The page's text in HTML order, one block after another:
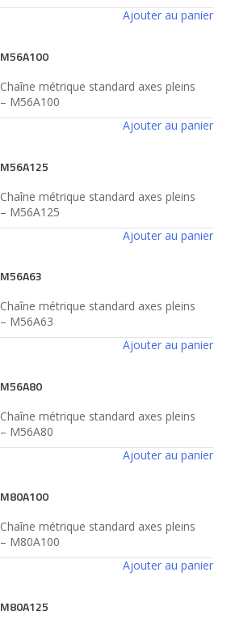
Ajouter au panier
M56A100
Chaîne métrique standard axes pleins
– M56A100
Ajouter au panier
M56A125
Chaîne métrique standard axes pleins
– M56A125
Ajouter au panier
M56A63
Chaîne métrique standard axes pleins
– M56A63
Ajouter au panier
M56A80
Chaîne métrique standard axes pleins
– M56A80
Ajouter au panier
M80A100
Chaîne métrique standard axes pleins
– M80A100
Ajouter au panier
M80A125